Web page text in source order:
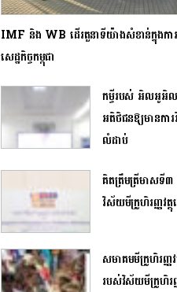
IMF និង WB ដើរតួនាទីយ៉ាងសំខាន់ក្នុងកា
សេដ្ឋកិច្ចកម្ពុជា
កម្ចីរបស់ អិលអូ
អតិថិជនឱ្យមានកា
លំដាប់
គិតត្រឹមត្រីមាសទី
វិស័យមីក្រូហិរញ្ញវត្ថុ
សមាគមមីក្រូហិរញ្ញវ
របស់វិស័យមីក្រូហិរ